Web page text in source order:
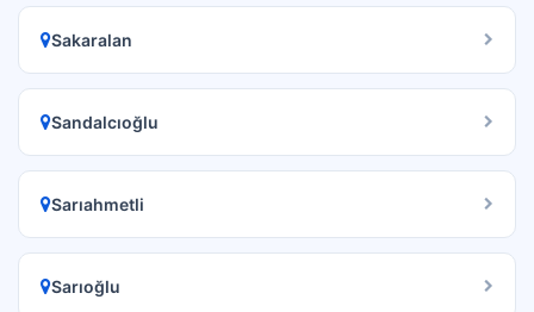
Sakaralan
Sandalcıoğlu
Sarıahmetli
Sarıoğlu